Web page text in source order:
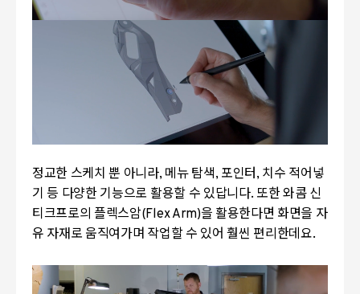
정교한 스케치 뿐 아니라, 메뉴 탐색, 포인터, 치수 적어넣
기 등 다양한 기능으로 활용할 수 있답니다. 또한 와콤 신
티크프로의 플렉스암(Flex Arm)을 활용한다면 화면을 자
유 자재로 움직여가며 작업할 수 있어 훨씬 편리한데요.